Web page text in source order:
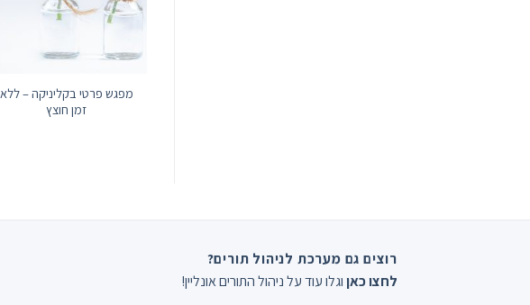
מפגש פרטי בקליניקה – ללא
זמן חוצץ
רוצים גם מערכת לניהול תורים?
לחצו כאןוגלו עוד על ניהול התורים אונליין!